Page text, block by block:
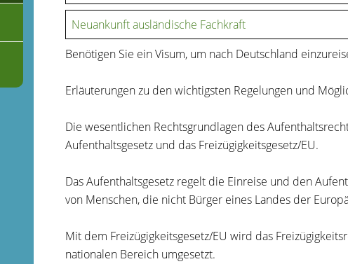
Neuankunft ausländische Fachkraft
Benötigen Sie ein Visum, um nach Deutschland
Erläuterungen zu den wichtigsten Regelungen und
Die wesentlichen Rechtsgrundlagen des
Aufenthaltsgesetz und das Freizügigkeitsgesetz/EU.
Das Aufenthaltsgesetz regelt die Einreise und den
von Menschen, die nicht Bürger eines Landes der
Mit dem Freizügigkeitsgesetz/EU wird das
nationalen Bereich umgesetzt.